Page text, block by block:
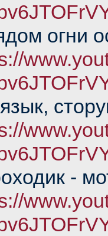
огни
-